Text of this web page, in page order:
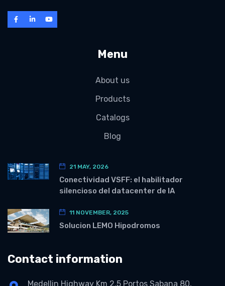
Menu
About us
Products
Catalogs
Blog
21 MAY, 2026
Conectividad VSFF: el habilitador
silencioso del datacenter de IA
11 NOVEMBER, 2025
Solucion LEMO Hipodromos
Contact information
Medellin Highway Km 2.5 Portos Sabana 80,